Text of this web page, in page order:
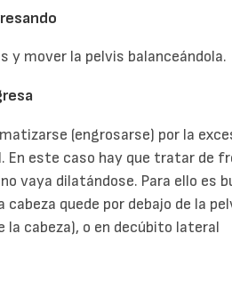
y mover la pelvis balanceándola.
(engrosarse) por la
En este caso hay que tratar de
vaya dilatándose. Para ello es
quede por debajo de la
la cabeza), o en decúbito lateral